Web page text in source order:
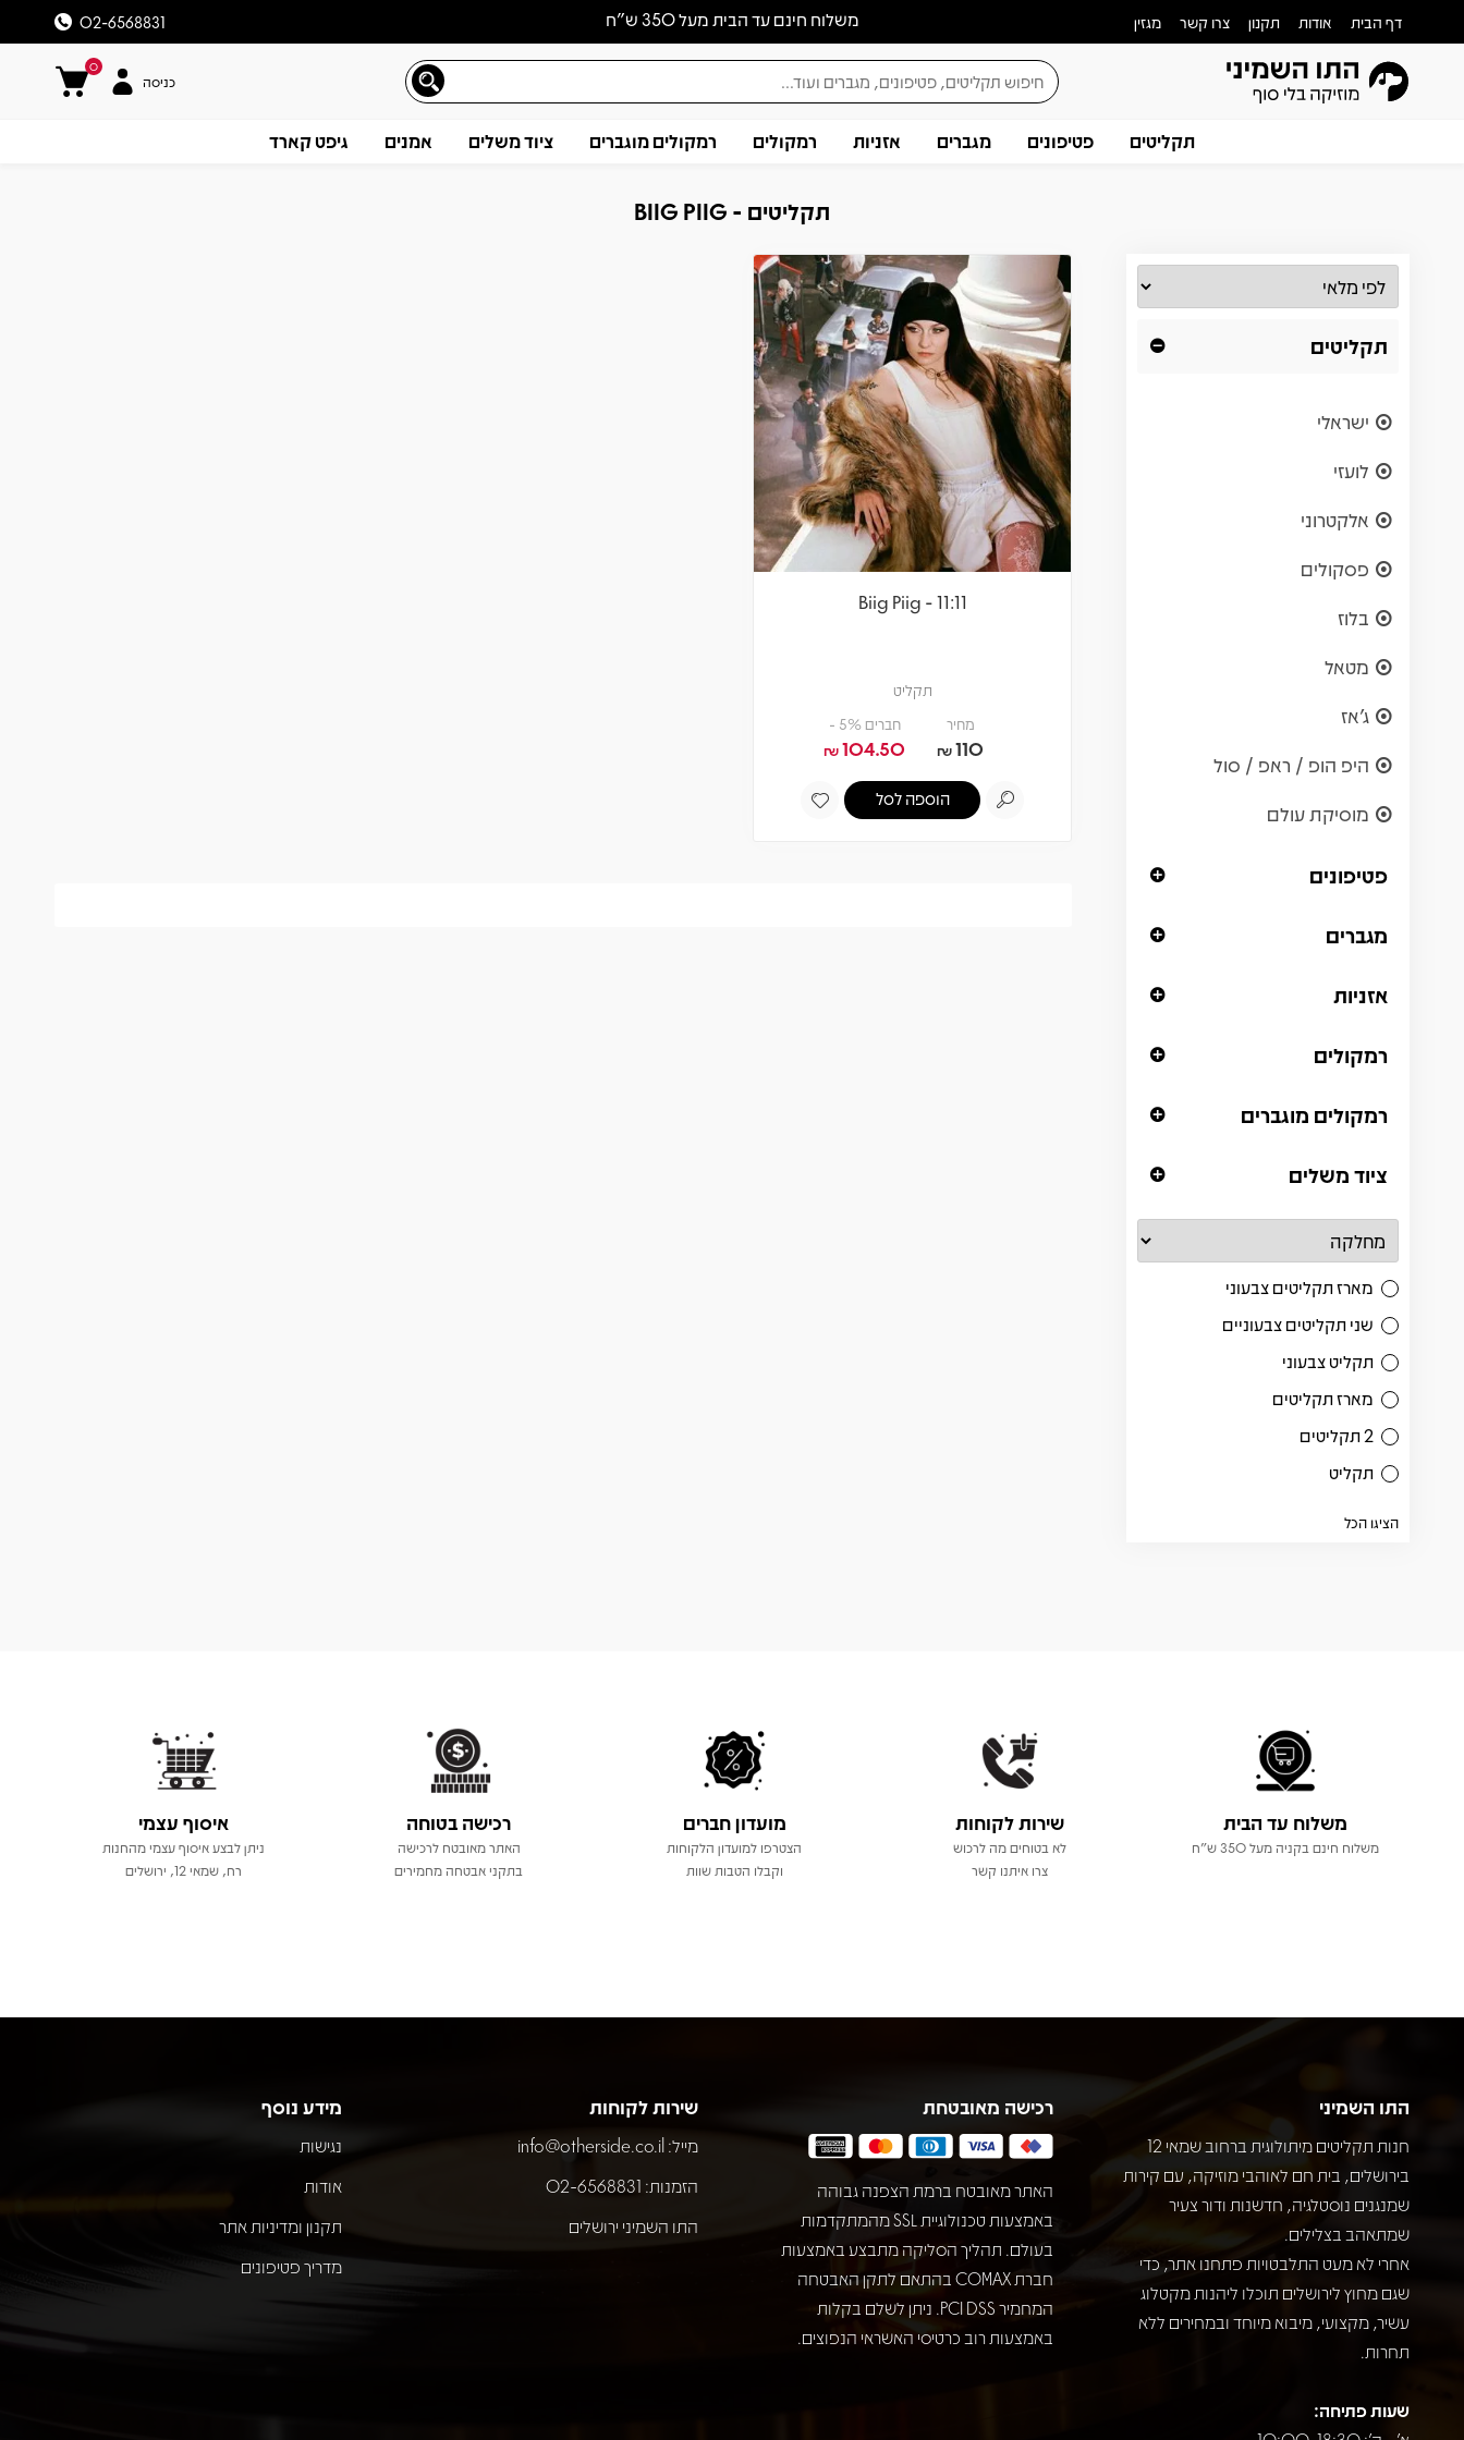
משלוח חינם עד הבית מעל 350 ש״ח דף הבית אודות תקנון צרו קשר מגזין 02-6568831
0
כניסה
תקליטים פטיפונים מגברים אזניות רמקולים רמקולים מוגברים ציוד משלים אמנים גיפט קארד
תקליטים - BIIG PIIG
תקליטים
ישראלי
לועזי
אלקטרוני
פסקולים
בלוז
מטאל
ג'אז
היפ הופ / ראפ / סול
מוסיקת עולם
פטיפונים
מגברים
אזניות
רמקולים
רמקולים מוגברים
ציוד משלים
מארז תקליטים צבעוני
שני תקליטים צבעוניים
תקליט צבעוני
מארז תקליטים
2 תקליטים
תקליט
הציגו הכל
Biig Piig - 11:11
תקליט
מחיר
110
₪
חברים 5% -
104.50
₪
הוספה לסל
משלוח עד הבית
משלוח חינם בקניה מעל 350 ש"ח
שירות לקוחות
לא בטוחים מה לרכוש
צרו איתנו קשר
מועדון חברים
הצטרפו למועדון הלקוחות
וקבלו הטבות שוות
רכישה בטוחה
האתר מאובטח לרכישה
בתקני אבטחה מחמירים
איסוף עצמי
ניתן לבצע איסוף עצמי מהחנות
רח, שמאי 12, ירושלים
התו השמיני
חנות תקליטים מיתולוגית ברחוב שמאי 12
בירושלים, בית חם לאוהבי מוזיקה, עם קירות
שמנגנים נוסטלגיה, חדשנות ודור צעיר
שמתאהב בצלילים.
אחרי לא מעט התלבטויות פתחנו אתר, כדי
שגם מחוץ לירושלים תוכלו ליהנות מקטלוג
עשיר, מקצועי, מיבוא מיוחד ובמחירים ללא
תחרות.
שעות פתיחה:
רכישה מאובטחת
האתר מאובטח ברמת הצפנה גבוהה
באמצעות טכנולוגיית SSL מהמתקדמות
בעולם. תהליך הסליקה מתבצע באמצעות
חברת COMAX בהתאם לתקן האבטחה
המחמיר PCI DSS. ניתן לשלם בקלות
באמצעות רוב כרטיסי האשראי הנפוצים.
שירות לקוחות
מייל: info@otherside.co.il
הזמנות: 02-6568831
התו השמיני ירושלים
מידע נוסף
נגישות
אודות
תקנון ומדיניות אתר
מדריך פטיפונים